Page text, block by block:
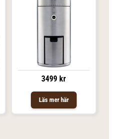
3499 kr
Läs mer här